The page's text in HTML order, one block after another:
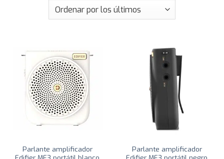
Parlante amplificador
Parlante amplificador